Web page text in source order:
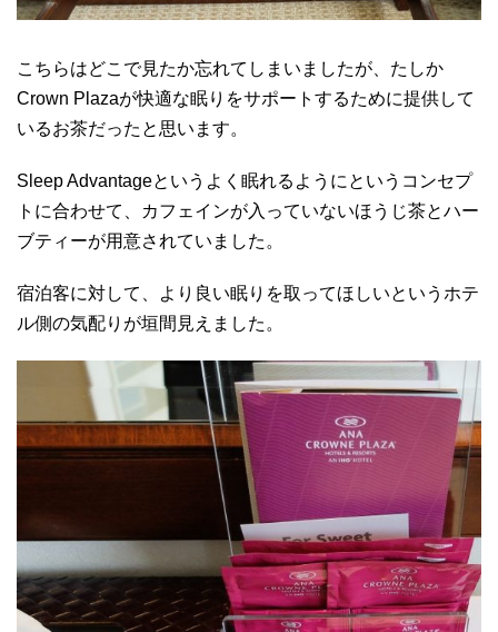
こちらはどこで見たか忘れてしまいましたが、たしか
Crown Plazaが快適な眠りをサポートするために提供して
いるお茶だったと思います。
Sleep Advantageというよく眠れるようにというコンセプ
トに合わせて、カフェインが入っていないほうじ茶とハー
ブティーが用意されていました。
宿泊客に対して、より良い眠りを取ってほしいというホテ
ル側の気配りが垣間見えました。